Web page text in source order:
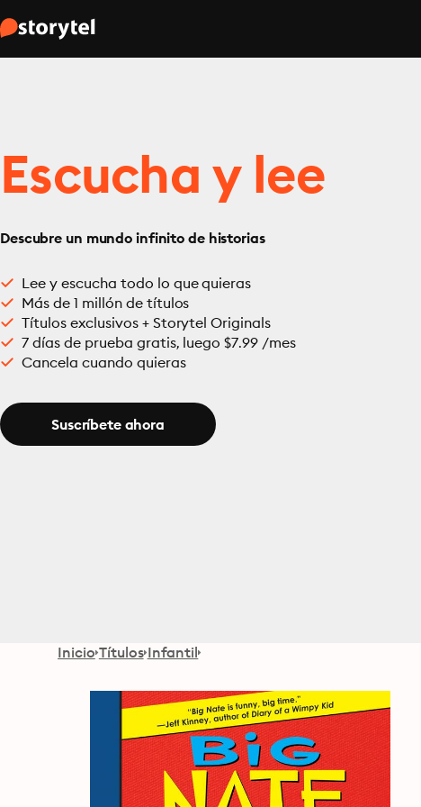
Escucha y lee
Descubre un mundo infinito de historias
Lee y escucha todo lo que quieras
Más de 1 millón de títulos
Títulos exclusivos + Storytel Originals
7 días de prueba gratis, luego $7.99 /mes
Cancela cuando quieras
Suscríbete ahora
Inicio Títulos Infantil